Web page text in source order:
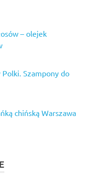
– olejek
Szampony do
chińską Warszawa